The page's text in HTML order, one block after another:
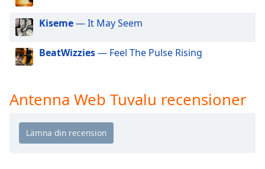
dialog
window.
cancel
close
the
window.
Kiseme— It May Seem
BeatWizzies— Feel The Pulse Rising
Antenna Web Tuvalu recensioner